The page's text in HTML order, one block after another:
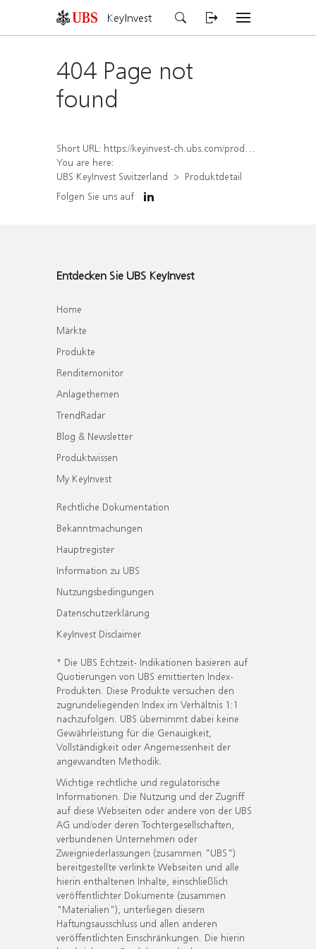
KeyInvest
404 Page not
found
Short URL: https://keyinvest-ch.ubs.com/produkt/detail/index/isin/CH1562157045
You are here:
UBS KeyInvest Switzerland
Produktdetail
Folgen Sie uns auf
Entdecken Sie UBS KeyInvest
Home
Märkte
Produkte
Renditemonitor
Anlagethemen
TrendRadar
Blog & Newsletter
Produktwissen
My KeyInvest
Rechtliche Dokumentation
Bekanntmachungen
Hauptregister
Information zu UBS
Nutzungsbedingungen
Datenschutzerklärung
KeyInvest Disclaimer
* Die UBS Echtzeit- Indikationen basieren auf
Quotierungen von UBS emittierten Index-
Produkten. Diese Produkte versuchen den
zugrundeliegenden Index im Verhältnis 1:1
nachzufolgen. UBS übernimmt dabei keine
Gewährleistung für die Genauigkeit,
Vollständigkeit oder Angemessenheit der
angewandten Methodik.
Wichtige rechtliche und regulatorische
Informationen. Die Nutzung und der Zugriff
auf diese Webseiten oder andere von der UBS
AG und/oder deren Tochtergesellschaften,
verbundenen Unternehmen oder
Zweigniederlassungen (zusammen "UBS")
bereitgestellte verlinkte Webseiten und alle
hierin enthaltenen Inhalte, einschließlich
veröffentlichter Dokumente (zusammen
"Materialien"), unterliegen diesem
Haftungsausschluss und allen anderen
veröffentlichten Einschränkungen. Die hierin